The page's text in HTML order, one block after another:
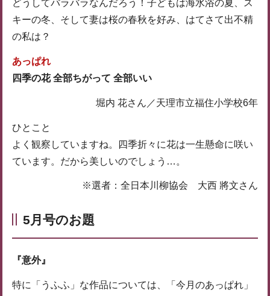
どうしてバラバラなんだろう！子どもは海水浴の夏、ス
キーの冬、そして妻は桜の春秋を好み、はてさて出不精
の私は？
あっぱれ
四季の花 全部ちがって 全部いい
堀内 花さん／天理市立福住小学校6年
ひとこと
よく観察していますね。四季折々に花は一生懸命に咲い
ています。だから美しいのでしょう…。
※選者：全日本川柳協会 大西 將文さん
5月号のお題
『意外』
特に「うふふ」な作品については、「今月のあっぱれ」